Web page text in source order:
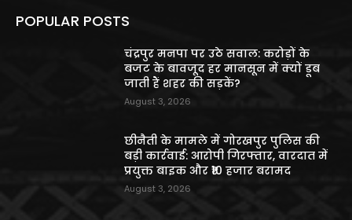
POPULAR POSTS
चंद्रपुर मनपा पर उठे सवाल: करोड़ों के
बजट के बावजूद हर मानसून में क्यों डूब
जाती हैं शहर की सड़कें?
August 3, 2026
छीनैती के मामले में गोरखपुर पुलिस की
बड़ी कार्रवाई: आरोपी गिरफ्तार, वारदात में
प्रयुक्त बाइक और ₹10 हजार बरामद
August 3, 2026